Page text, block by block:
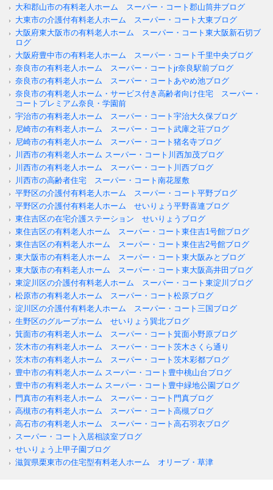
大和郡山市の有料老人ホーム スーパー・コート郡山筒井ブログ
大東市の介護付有料老人ホーム スーパー・コート大東ブログ
大阪府東大阪市の有料老人ホーム スーパー・コート東大阪新石切ブ
ログ
大阪府豊中市の有料老人ホーム スーパー・コート千里中央ブログ
奈良市の有料老人ホーム スーパー・コートjr奈良駅前ブログ
奈良市の有料老人ホーム スーパー・コートあやめ池ブログ
奈良市の有料老人ホーム・サービス付き高齢者向け住宅 スーパー・
コートプレミアム奈良・学園前
宇治市の有料老人ホーム スーパー・コート宇治大久保ブログ
尼崎市の有料老人ホーム スーパー・コート武庫之荘ブログ
尼崎市の有料老人ホーム スーパー・コート猪名寺ブログ
川西市の有料老人ホーム スーパー・コート川西加茂ブログ
川西市の有料老人ホーム スーパー・コート川西ブログ
川西市の高齢者住宅 スーパー・コート南花屋敷
平野区の介護付有料老人ホーム スーパー・コート平野ブログ
平野区の介護付有料老人ホーム せいりょう平野喜連ブログ
東住吉区の在宅介護ステーション せいりょうブログ
東住吉区の有料老人ホーム スーパー・コート東住吉1号館ブログ
東住吉区の有料老人ホーム スーパー・コート東住吉2号館ブログ
東大阪市の有料老人ホーム スーパー・コート東大阪みとブログ
東大阪市の有料老人ホーム スーパー・コート東大阪高井田ブログ
東淀川区の介護付有料老人ホーム スーパー・コート東淀川ブログ
松原市の有料老人ホーム スーパー・コート松原ブログ
淀川区の介護付有料老人ホーム スーパー・コート三国ブログ
生野区のグループホーム せいりょう巽北ブログ
箕面市の有料老人ホーム スーパー・コート箕面小野原ブログ
茨木市の有料老人ホーム スーパー・コート茨木さくら通り
茨木市の有料老人ホーム スーパー・コート茨木彩都ブログ
豊中市の有料老人ホーム スーパー・コート豊中桃山台ブログ
豊中市の有料老人ホーム スーパー・コート豊中緑地公園ブログ
門真市の有料老人ホーム スーパー・コート門真ブログ
高槻市の有料老人ホーム スーパー・コート高槻ブログ
高石市の有料老人ホーム スーパー・コート高石羽衣ブログ
スーパー・コート入居相談室ブログ
せいりょう上甲子園ブログ
滋賀県栗東市の住宅型有料老人ホーム オリーブ・草津